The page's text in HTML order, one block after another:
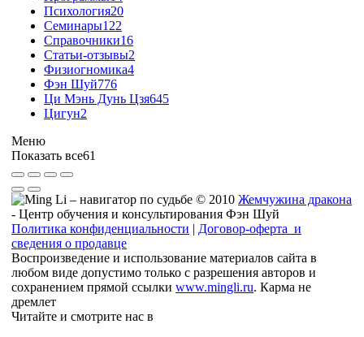
Психология20
Семинары122
Справочники16
Статьи-отзывы2
Физиогномика4
Фэн Шуй776
Ци Мэнь Дунь Цзя645
Цигун2
Меню
Показать все61
© 2010 Жемчужина дракона
- Центр обучения и консультирования Фэн Шуй
Политика конфиденциальности | Договор-оферта и
сведения о продавце
Воспроизведение и использование материалов сайта в
любом виде допустимо только с разрешения авторов и
сохранением прямой ссылки www.mingli.ru. Карма не
дремлет
Читайте и смотрите нас в